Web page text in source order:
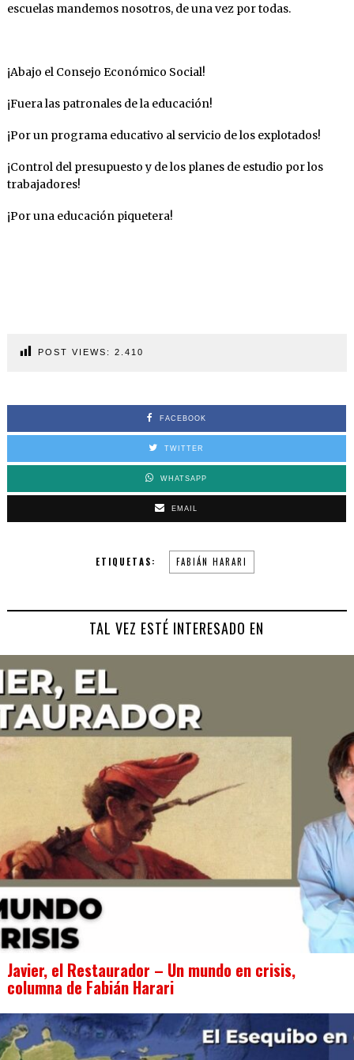
escuelas mandemos nosotros, de una vez por todas.
¡Abajo el Consejo Económico Social!
¡Fuera las patronales de la educación!
¡Por un programa educativo al servicio de los explotados!
¡Control del presupuesto y de los planes de estudio por los
trabajadores!
¡Por una educación piquetera!
POST VIEWS: 2.410
FACEBOOK
TWITTER
WHATSAPP
EMAIL
ETIQUETAS: FABIÁN HARARI
TAL VEZ ESTÉ INTERESADO EN
Javier, el Restaurador – Un mundo en crisis,
columna de Fabián Harari